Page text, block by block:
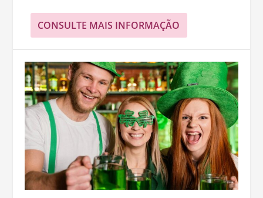
CONSULTE MAIS INFORMAÇÃO